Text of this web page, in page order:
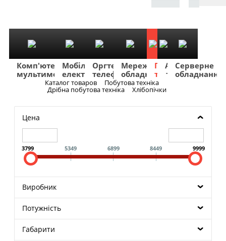
Комп'ютери
мультимедіа
Мобільна
електроніка
Оргтехніка
телефонія
Мережеве
обладнання
Побутова
техніка
TV
та
Фото
та
Авто
та
Серверне
обладнання
Каталог товаров Побутова техніка
Дрібна побутова техніка Хлібопічки
Цена
3799 5349 6899 8449 9999
Виробник
Потужність
Габарити